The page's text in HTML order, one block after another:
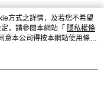
方式之詳情，及若您不希望
，請參閱本網站「 隱私權條
意本公司得按本網站使用條款